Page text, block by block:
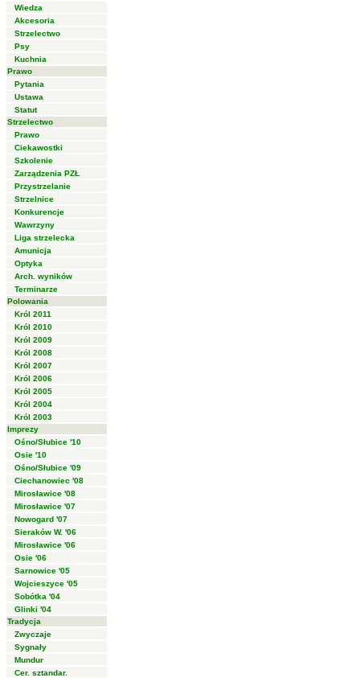
Wiedza
Akcesoria
Strzelectwo
Psy
Kuchnia
Prawo
Pytania
Ustawa
Statut
Strzelectwo
Prawo
Ciekawostki
Szkolenie
Zarządzenia PZŁ
Przystrzelanie
Strzelnice
Konkurencje
Wawrzyny
Liga strzelecka
Amunicja
Optyka
Arch. wyników
Terminarze
Polowania
Król 2011
Król 2010
Król 2009
Król 2008
Król 2007
Król 2006
Król 2005
Król 2004
Król 2003
Imprezy
Ośno/Słubice '10
Osie '10
Ośno/Słubice '09
Ciechanowiec '08
Mirosławice '08
Mirosławice '07
Nowogard '07
Sieraków W. '06
Mirosławice '06
Osie '06
Sarnowice '05
Wojcieszyce '05
Sobótka '04
Glinki '04
Tradycja
Zwyczaje
Sygnały
Mundur
Cer. sztandar.